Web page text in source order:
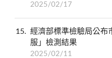
2025/02/17
15
經濟部標準檢驗局公布
服」檢測結果
2025/02/11